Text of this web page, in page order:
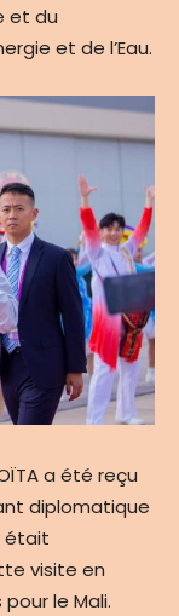
et du
et de l’Eau.
a été reçu
diplomatique
était
visite en
le Mali.